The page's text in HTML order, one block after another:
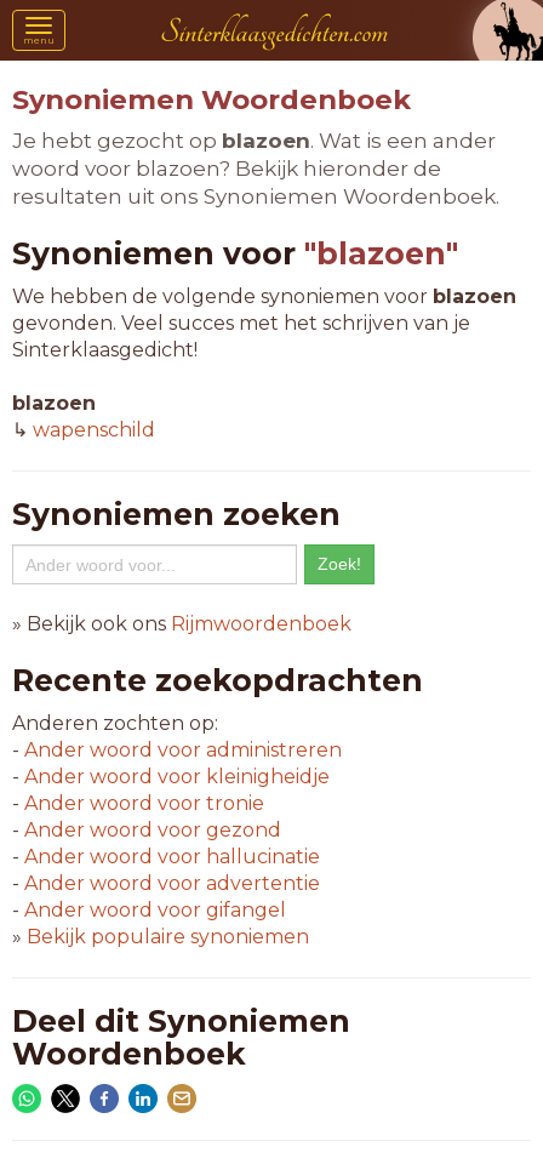
Toggle
navigation
menu
Synoniemen Woordenboek
Je hebt gezocht op blazoen. Wat is een ander
woord voor blazoen? Bekijk hieronder de
resultaten uit ons Synoniemen Woordenboek.
Synoniemen voor "blazoen"
We hebben de volgende synoniemen voor blazoen
gevonden. Veel succes met het schrijven van je
Sinterklaasgedicht!
blazoen
↳ wapenschild
Synoniemen zoeken
» Bekijk ook ons Rijmwoordenboek
Recente zoekopdrachten
Anderen zochten op:
- Ander woord voor administreren
- Ander woord voor kleinigheidje
- Ander woord voor tronie
- Ander woord voor gezond
- Ander woord voor hallucinatie
- Ander woord voor advertentie
- Ander woord voor gifangel
» Bekijk populaire synoniemen
Deel dit Synoniemen
Woordenboek